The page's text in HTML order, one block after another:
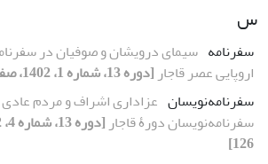
س
سفرنامه سیمای درویشان و صوفیان در
اروپایی عصر قاجار [دوره 13، شماره 1، 1402، صفحه 57-74]
سفرنامه‌نویسان عزاداری اشراف و مردم عادی
سفرنامه‌نویسان دورۀ قاجار
126]